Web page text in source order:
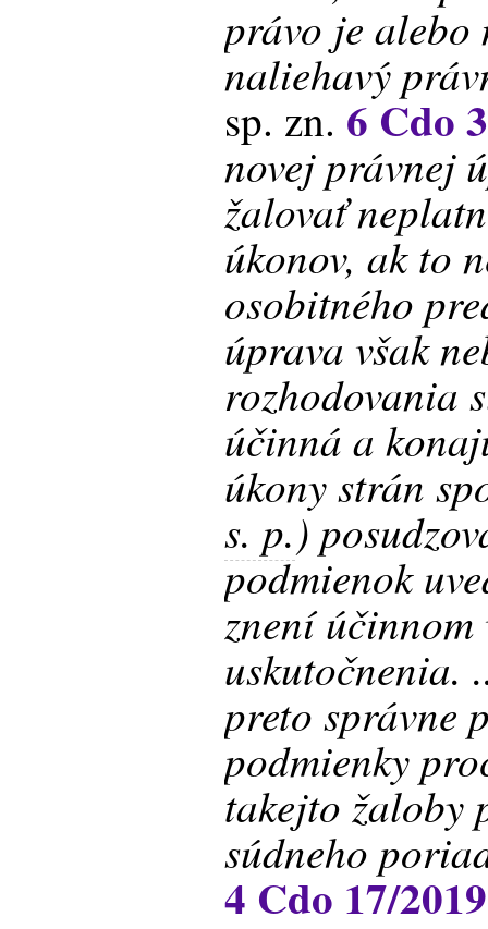
právo je alebo
naliehavý
sp. zn. 6 Cdo
novej právnej
žalovať
úkonov, ak to
osobitného
úprava však
rozhodovania
účinná a
úkony strán
s. p.)
podmienok
znení účinnom
uskutočnenia.
preto správne
podmienky
takejto žaloby
súdneho
4 Cdo 17/2019